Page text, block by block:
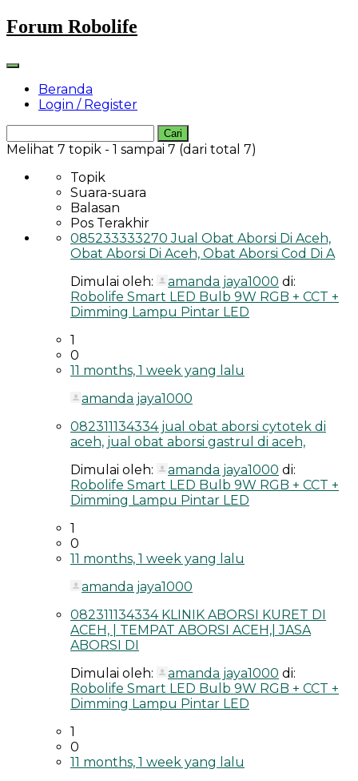
Skip
to
Forum Robolife
Beranda
Login / Register
untuk:
Melihat 7 topik - 1 sampai 7 (dari total 7)
Topik
Suara-suara
Balasan
Pos Terakhir
085233333270 Jual Obat Aborsi Di Aceh,
Obat Aborsi Di Aceh, Obat Aborsi Cod Di A
Dimulai oleh:
amanda jaya1000 di:
Robolife Smart LED Bulb 9W RGB + CCT +
Dimming Lampu Pintar LED
1
0
11 months, 1 week yang lalu
amanda jaya1000
082311134334 jual obat aborsi cytotek di
aceh, jual obat aborsi gastrul di aceh,
Dimulai oleh:
amanda jaya1000 di:
Robolife Smart LED Bulb 9W RGB + CCT +
Dimming Lampu Pintar LED
1
0
11 months, 1 week yang lalu
amanda jaya1000
082311134334 KLINIK ABORSI KURET DI
ACEH, | TEMPAT ABORSI ACEH,| JASA
ABORSI DI
Dimulai oleh:
amanda jaya1000 di:
Robolife Smart LED Bulb 9W RGB + CCT +
Dimming Lampu Pintar LED
1
0
11 months, 1 week yang lalu